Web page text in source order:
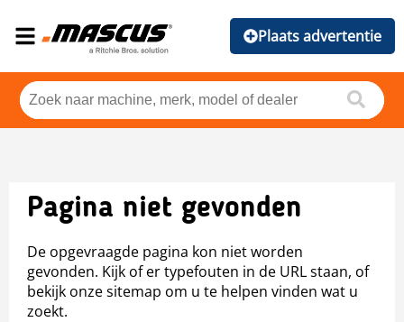
Plaats advertentie
Pagina niet gevonden
De opgevraagde pagina kon niet worden
gevonden. Kijk of er typefouten in de URL staan, of
bekijk onze sitemap om u te helpen vinden wat u
zoekt.